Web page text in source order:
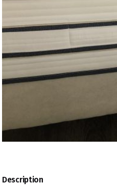
Description